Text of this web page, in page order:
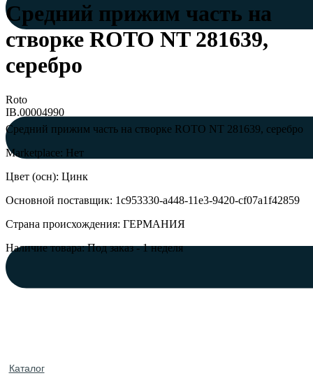
Каталог
Средний прижим часть на
створке ROTO NT 281639,
серебро
Roto
IB.00004990
Средний прижим часть на створке ROTO NT 281639, серебро
Marketplace: Нет
Цвет (осн): Цинк
Основной поставщик: 1c953330-a448-11e3-9420-cf07a1f42859
Страна происхождения: ГЕРМАНИЯ
Наличие товара: Под заказ - 1 неделя